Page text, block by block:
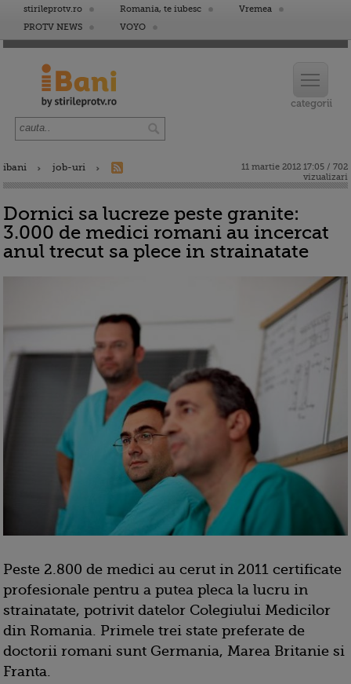
stirileprotv.ro Romania, te iubesc
Vremea
PROTV NEWS
VOYO
ibani job-uri
11 martie 2012 17:05 / 702
vizualizari
Dornici sa lucreze peste granite:
3.000 de medici romani au incercat
anul trecut sa plece in strainatate
Peste 2.800 de medici au cerut in 2011 certificate
profesionale pentru a putea pleca la lucru in
strainatate, potrivit datelor Colegiului Medicilor
din Romania. Primele trei state preferate de
doctorii romani sunt Germania, Marea Britanie si
Franta.